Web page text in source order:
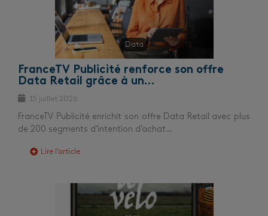
Data
FranceTV Publicité renforce son offre
Data Retail grâce à un…
15 juillet 2026
FranceTV Publicité enrichit son offre Data Retail avec plus
de 200 segments d’intention d’achat…
Lire l’article